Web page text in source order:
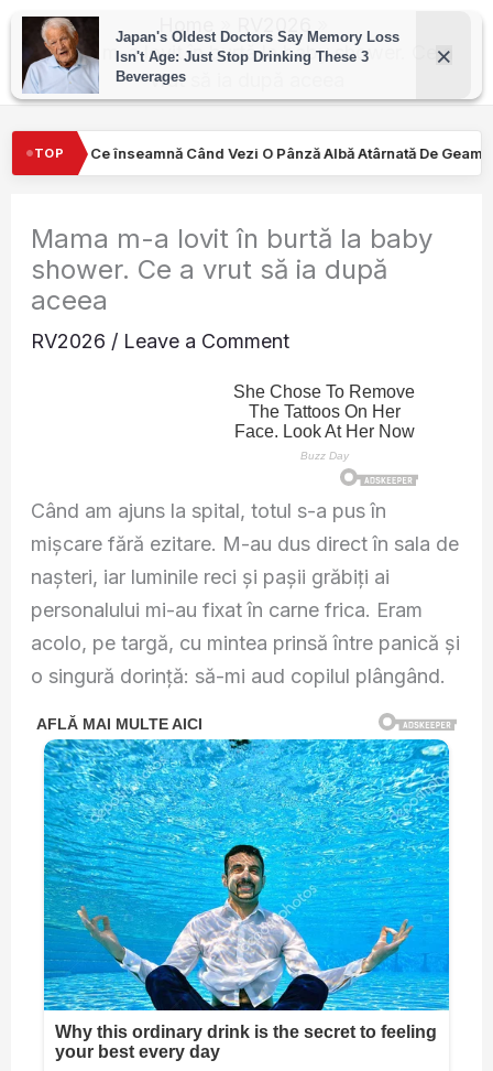
Skip
content
Mama m-a lovit în burtă la baby shower. Ce a
vrut să ia după aceea
TOP
Vezi O Pânză Albă Atârnată De Geamul Unei Mașini. Semnalul…
Mama m-a lovit în burtă la baby
shower. Ce a vrut să ia după
aceea
RV2026 / Leave a Comment
Când am ajuns la spital, totul s-a pus în
mișcare fără ezitare. M-au dus direct în sala de
nașteri, iar luminile reci și pașii grăbiți ai
personalului mi-au fixat în carne frica. Eram
acolo, pe targă, cu mintea prinsă între panică și
o singură dorință: să-mi aud copilul plângând.